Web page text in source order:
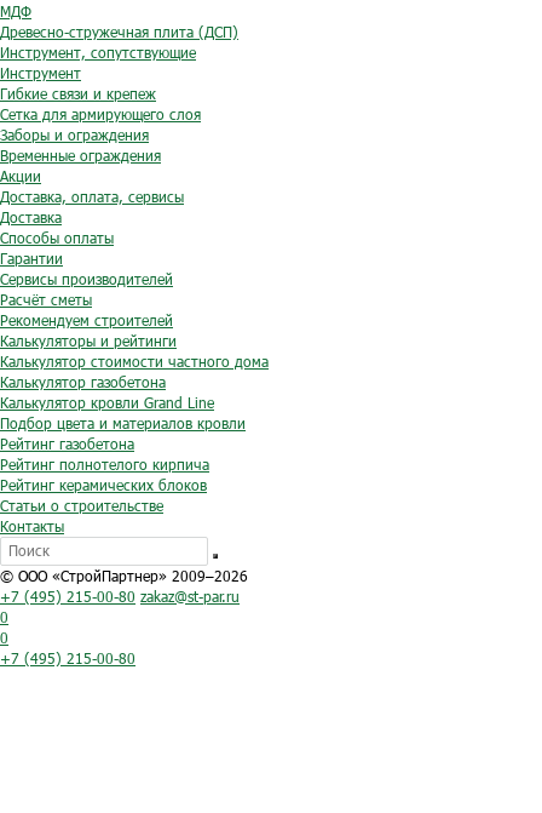
МДФ
Древесно-стружечная плита (ДСП)
Инструмент, сопутствующие
Инструмент
Гибкие связи и крепеж
Сетка для армирующего слоя
Заборы и ограждения
Временные ограждения
Акции
Доставка, оплата, сервисы
Доставка
Способы оплаты
Гарантии
Сервисы производителей
Расчёт сметы
Рекомендуем строителей
Калькуляторы и рейтинги
Калькулятор стоимости частного дома
Калькулятор газобетона
Калькулятор кровли Grand Line
Подбор цвета и материалов кровли
Рейтинг газобетона
Рейтинг полнотелого кирпича
Рейтинг керамических блоков
Статьи о строительстве
Контакты
© ООО «СтройПартнер» 2009–2026
+7 (495) 215-00-80 zakaz@st-par.ru
0
0
+7 (495) 215-00-80